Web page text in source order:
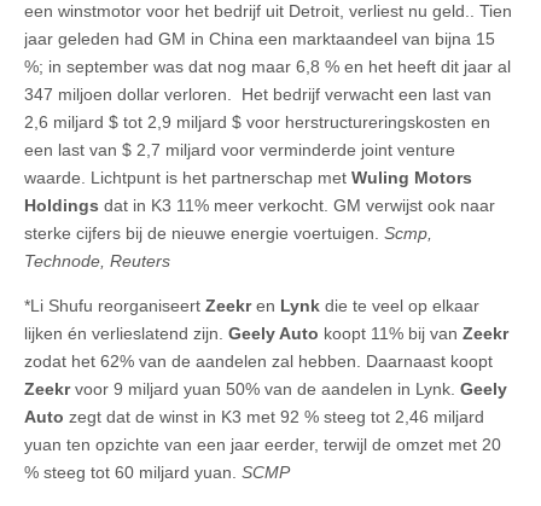
een winstmotor voor het bedrijf uit Detroit, verliest nu geld.. Tien
jaar geleden had GM in China een marktaandeel van bijna 15
%; in september was dat nog maar 6,8 % en het heeft dit jaar al
347 miljoen dollar verloren. Het bedrijf verwacht een last van
2,6 miljard $ tot 2,9 miljard $ voor herstructureringskosten en
een last van $ 2,7 miljard voor verminderde joint venture
waarde. Lichtpunt is het partnerschap met Wuling Motors
Holdings dat in K3 11% meer verkocht. GM verwijst ook naar
sterke cijfers bij de nieuwe energie voertuigen. Scmp,
Technode, Reuters
*Li Shufu reorganiseert Zeekren Lynk die te veel op elkaar
lijken én verlieslatend zijn. Geely Auto koopt 11% bij van Zeekr
zodat het 62% van de aandelen zal hebben. Daarnaast koopt
Zeekrvoor 9 miljard yuan 50% van de aandelen in Lynk. Geely
Auto zegt dat de winst in K3 met 92 % steeg tot 2,46 miljard
yuan ten opzichte van een jaar eerder, terwijl de omzet met 20
% steeg tot 60 miljard yuan. SCMP